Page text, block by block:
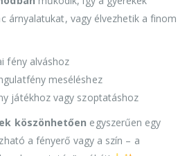
árnyalatukat, vagy élvezhetik a finom
fény alváshoz
meséléshez
játékhoz vagy szoptatáshoz
köszönhetően egyszerűen egy
a fényerő vagy a szín – a